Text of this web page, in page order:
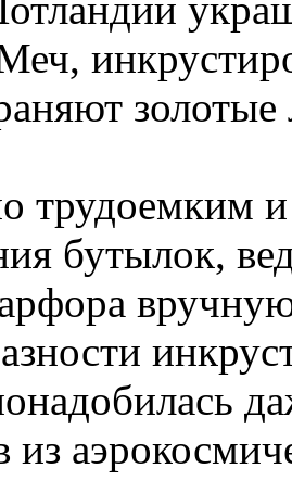
золотые
трудоемким
бутылок,
из